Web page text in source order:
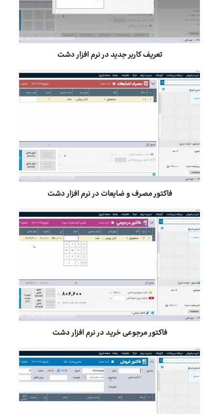
تعریف کاربر جدید در نرم افزار دشت
فاکتور مصرف و ضایعات در نرم افزار دشت
فاکتور مرجوعی خرید در نرم افزار دشت